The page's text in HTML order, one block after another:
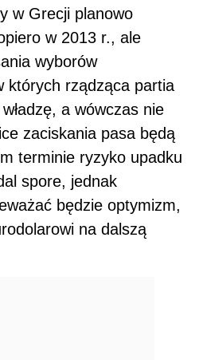
w Grecji planowo
w 2013 r., ale
wyborów
których rządząca partia
a wówczas nie
zaciskania pasa będą
terminie ryzyko upadku
spore, jednak
będzie optymizm,
na dalszą